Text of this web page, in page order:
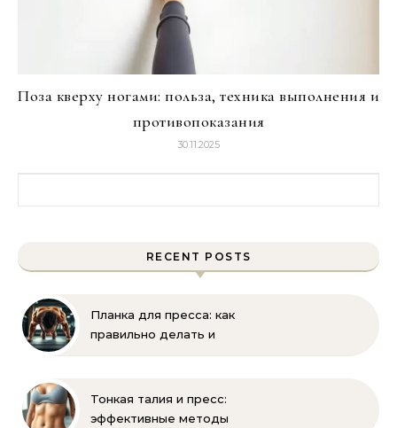
Поза кверху ногами: польза, техника выполнения и
противопоказания
30.11.2025
RECENT POSTS
Планка для пресса: как
правильно делать и
Тонкая талия и пресс:
эффективные методы